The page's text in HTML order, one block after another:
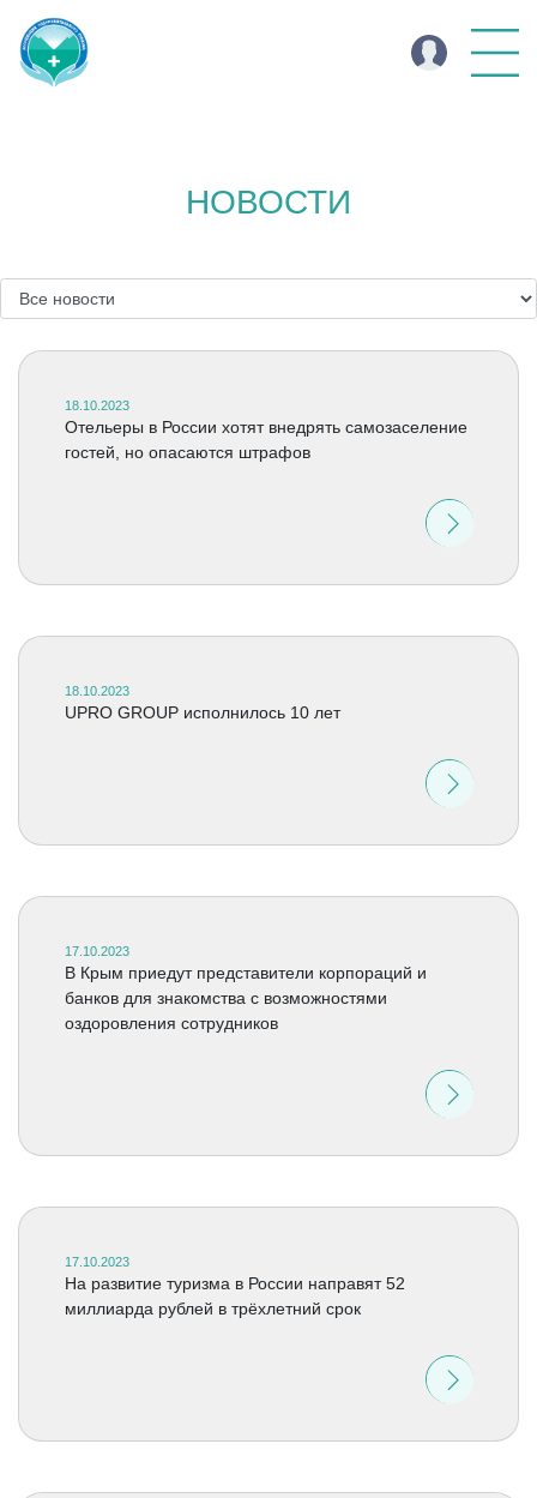
НОВОСТИ
18.10.2023
Отельеры в России хотят внедрять самозаселение
гостей, но опасаются штрафов
18.10.2023
UPRO GROUP исполнилось 10 лет
17.10.2023
В Крым приедут представители корпораций и
банков для знакомства с возможностями
оздоровления сотрудников
17.10.2023
На развитие туризма в России направят 52
миллиарда рублей в трёхлетний срок